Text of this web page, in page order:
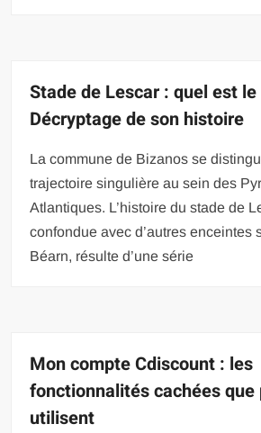
Stade de Lescar : quel est
Décryptage de son histoire
La commune de Bizanos se
trajectoire singulière au sein des
Atlantiques. L’histoire du stade de
confondue avec d’autres enceintes
Béarn, résulte d’une série
Mon compte Cdiscount : les
fonctionnalités cachées
utilisent